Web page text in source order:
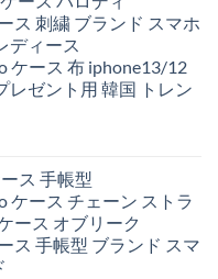
ス 刺繍 ブランド スマホ
ディース
ケース 布 iphone13/12
レゼント用 韓国 トレン
ス 手帳型
ケース チェーン ストラ
ース オブリーク
ス 手帳型 ブランド スマ